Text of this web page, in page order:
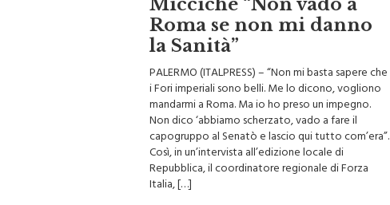
Miccichè “Non vado a
Roma se non mi danno
la Sanità”
PALERMO (ITALPRESS) – “Non mi basta sapere che
i Fori imperiali sono belli. Me lo dicono, vogliono
mandarmi a Roma. Ma io ho preso un impegno.
Non dico ‘abbiamo scherzato, vado a fare il
capogruppo al Senatò e lascio qui tutto com’era”.
Così, in un’intervista all’edizione locale di
Repubblica, il coordinatore regionale di Forza
Italia, […]